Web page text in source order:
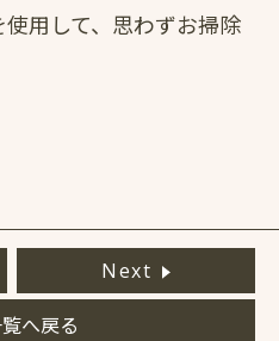
用して、思わずお掃除
Next
へ戻る